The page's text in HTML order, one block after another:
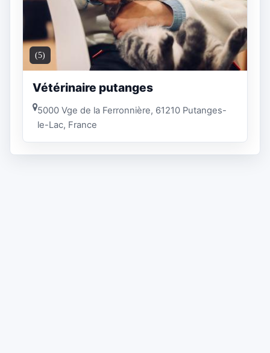
(5)
Vétérinaire putanges
5000 Vge de la Ferronnière, 61210 Putanges-
le-Lac, France